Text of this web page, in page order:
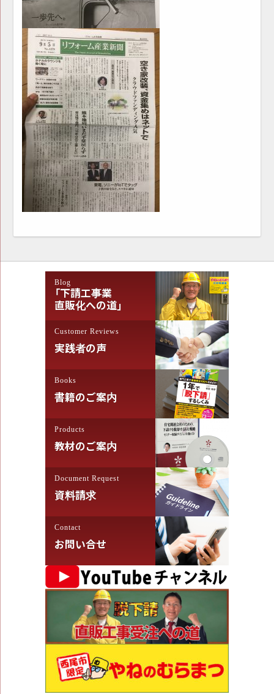
Blog
「下請工事業
直販化への道」
Customer Reviews
実践者の声
Books
書籍のご案内
Products
教材のご案内
Document Request
資料請求
Contact
お問い合せ